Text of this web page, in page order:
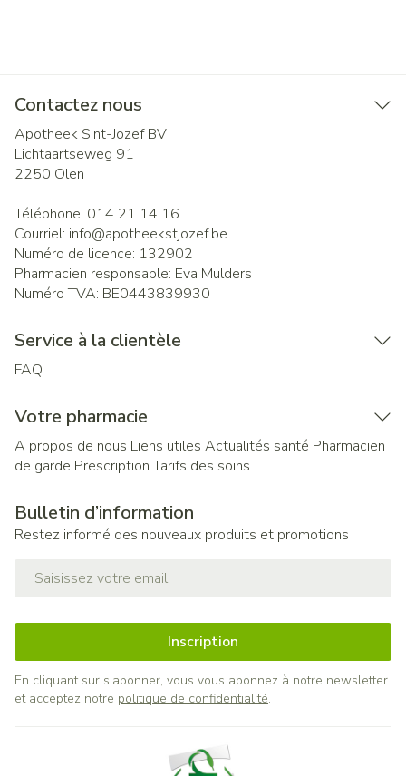
Contactez nous
Apotheek Sint-Jozef BV
Lichtaartseweg 91
2250 Olen
Téléphone: 014 21 14 16
Courriel: info@apotheekstjozef.be
Numéro de licence: 132902
Pharmacien responsable: Eva Mulders
Numéro TVA: BE0443839930
Service à la clientèle
FAQ
Votre pharmacie
A propos de nous Liens utiles Actualités santé Pharmacien
de garde Prescription Tarifs des soins
Bulletin d’information
Restez informé des nouveaux produits et promotions
Inscription
En cliquant sur s'abonner, vous vous abonnez à notre newsletter
et acceptez notre politique de confidentialité.